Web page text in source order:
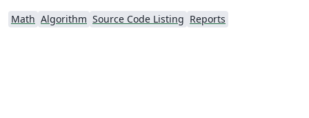
Math Algorithm Source Code Listing Reports